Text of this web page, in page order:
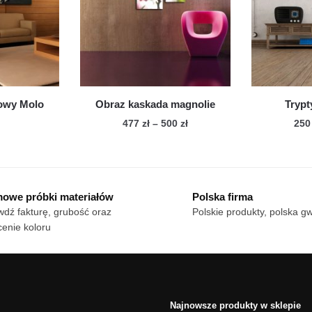
można
wybrać
produktu
Molo Obraz kaskada magnolie
477zł – 500złZakres
500 zł
wariantów.
można
stronie
próbki materiałów
fakturę, grubość oraz
koloru
Polska firma
Polskie produkty, polska
Najnowsze produkty w sklepie